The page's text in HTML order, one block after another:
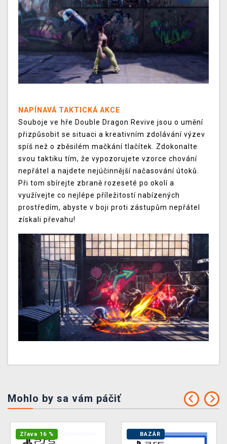
NAPÍNAVÁ TAKTICKÁ AKCE
Souboje ve hře Double Dragon Revive jsou o umění
přizpůsobit se situaci a kreativním zdolávání výzev
spíš než o zběsilém mačkání tlačítek. Zdokonalte
svou taktiku tím, že vypozorujete vzorce chování
nepřátel a najdete nejúčinnější načasování útoků.
Při tom sbírejte zbraně rozeseté po okolí a
využívejte co nejlépe příležitostí nabízených
prostředím, abyste v boji proti zástupům nepřátel
získali převahu!
Mohlo by sa vám páčiť
Zľava 16 % BAZÁR